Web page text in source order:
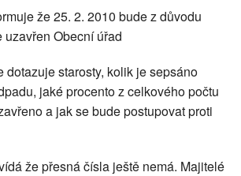
že 25. 2. 2010 bude z důvodu
Obecní úřad
dotazuje starosty, kolik je sepsáno
jaké procento z celkového počtu
a jak se bude postupovat proti
že přesná čísla ještě nemá. Majitelé